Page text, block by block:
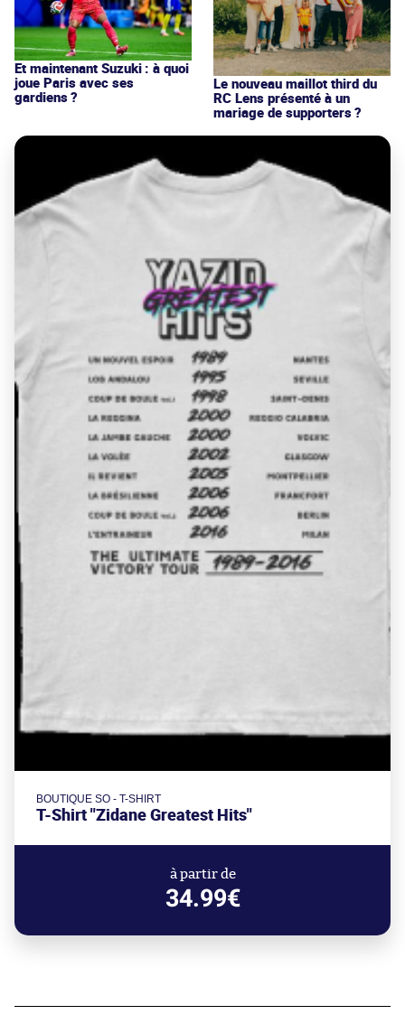
Et maintenant Suzuki : à quoi
joue Paris avec ses
gardiens ?
Le nouveau maillot third du
RC Lens présenté à un
mariage de supporters ?
BOUTIQUE SO - T-SHIRT
T-Shirt "Zidane Greatest Hits"
à partir de
34.99€